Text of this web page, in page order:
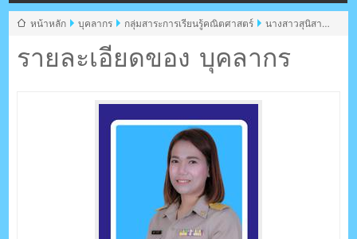
ตรัง กระบี่
รายละเอียดของ บุคลากร
หน้าหลัก บุคลากร กลุ่มสาระการเรียนรู้คณิตศาสตร์
นางสาวสุนิสา